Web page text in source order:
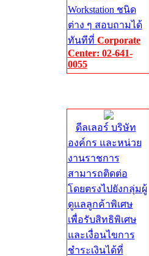
Workstation ชนิด
ต่าง ๆ สอบถามได้
ทันทีที่ Corporate
Center: 02-641-
0055
ดีลเลอร์ บริษัท
องค์กร และหน่วย
งานราชการ
สามารถติดต่อ
โดยตรงไปยังกลุ่มผู้
ดูแลลูกค้าพิเศษ
เพื่อรับสิทธิพิเศษ
และเงื่อนไขการ
ชำระเงินได้ที่